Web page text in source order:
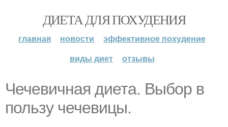
ДИЕТА ДЛЯ ПОХУДЕНИЯ
главная новости
эффективное похудение
виды диет
отзывы
Чечевичная диета. Выбор в
пользу чечевицы.